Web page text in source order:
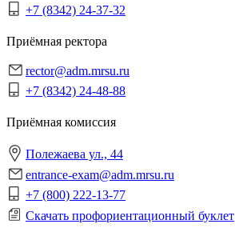
+7 (8342) 24-37-32
Приёмная ректора
rector@adm.mrsu.ru
+7 (8342) 24-48-88
Приёмная комиссия
Полежаева ул., 44
entrance-exam@adm.mrsu.ru
+7 (800) 222-13-77
Скачать профориентационный буклет